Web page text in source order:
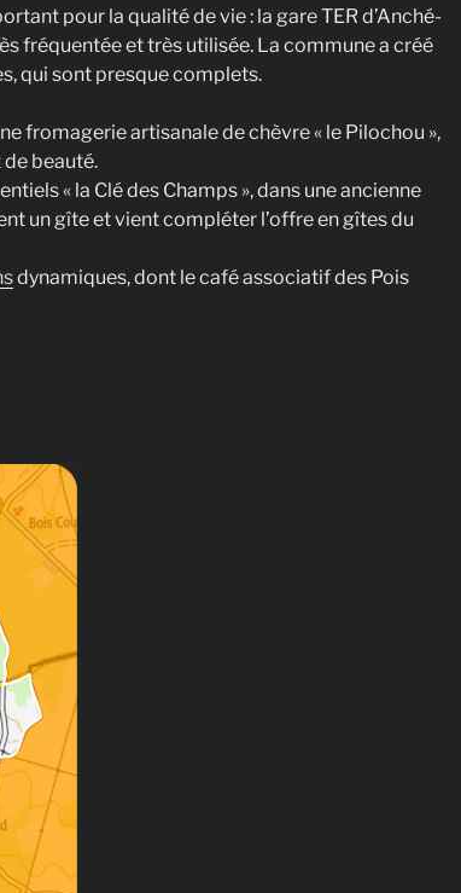
pour la qualité de vie : la gare TER d’Anché-
fréquentée et très utilisée. La commune a créé
qui sont presque complets.
fromagerie artisanale de chèvre « le Pilochou »,
de beauté.
« la Clé des Champs », dans une ancienne
un gîte et vient compléter l’offre en gîtes du
dynamiques, dont le café associatif des Pois